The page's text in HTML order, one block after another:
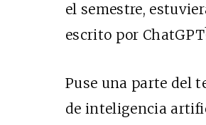
el semestre,
escrito por
Puse una parte del
de inteligencia